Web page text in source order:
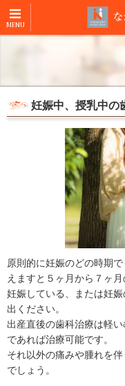
MENU
妊娠中、授乳中の
原則的に妊娠のどの時期
えますと５ヶ月から７ヶ
妊娠している、または妊
出ください。
出産直後の歯科治療は軽
であれば治療可能です。
それ以外の痛みや腫れを
でしょう。